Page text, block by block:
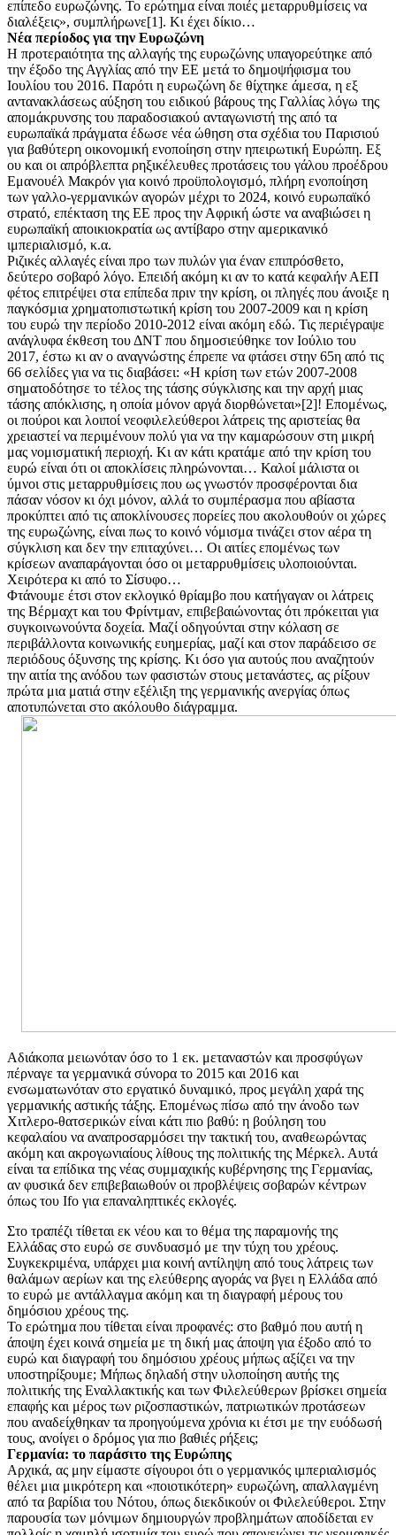
επίπεδο ευρωζώνης. Το ερώτημα είναι ποιές μεταρρυθμίσεις να
διαλέξεις», συμπλήρωνε[1]. Κι έχει δίκιο…
Νέα περίοδος για την Ευρωζώνη
Η προτεραιότητα της αλλαγής της ευρωζώνης υπαγορεύτηκε από
την έξοδο της Αγγλίας από την ΕΕ μετά το δημοψήφισμα του
Ιουλίου του 2016. Παρότι η ευρωζώνη δε θίχτηκε άμεσα, η εξ
αντανακλάσεως αύξηση του ειδικού βάρους της Γαλλίας λόγω της
απομάκρυνσης του παραδοσιακού ανταγωνιστή της από τα
ευρωπαϊκά πράγματα έδωσε νέα ώθηση στα σχέδια του Παρισιού
για βαθύτερη οικονομική ενοποίηση στην ηπειρωτική Ευρώπη. Εξ
ου και οι απρόβλεπτα ρηξικέλευθες προτάσεις του γάλου προέδρου
Εμανουέλ Μακρόν για κοινό προϋπολογισμό, πλήρη ενοποίηση
των γαλλο-γερμανικών αγορών μέχρι το 2024, κοινό ευρωπαϊκό
στρατό, επέκταση της ΕΕ προς την Αφρική ώστε να αναβιώσει η
ευρωπαϊκή αποικιοκρατία ως αντίβαρο στην αμερικανικό
ιμπεριαλισμό, κ.α.
Ριζικές αλλαγές είναι προ των πυλών για έναν επιπρόσθετο,
δεύτερο σοβαρό λόγο. Επειδή ακόμη κι αν το κατά κεφαλήν ΑΕΠ
φέτος επιτρέψει στα επίπεδα πριν την κρίση, οι πληγές που άνοιξε η
παγκόσμια χρηματοπιστωτική κρίση του 2007-2009 και η κρίση
του ευρώ την περίοδο 2010-2012 είναι ακόμη εδώ. Τις περιέγραψε
ανάγλυφα έκθεση του ΔΝΤ που δημοσιεύθηκε τον Ιούλιο του
2017, έστω κι αν ο αναγνώστης έπρεπε να φτάσει στην 65η από τις
66 σελίδες για να τις διαβάσει: «Η κρίση των ετών 2007-2008
σηματοδότησε το τέλος της τάσης σύγκλισης και την αρχή μιας
τάσης απόκλισης, η οποία μόνον αργά διορθώνεται»[2]! Επομένως,
οι πούροι και λοιποί νεοφιλελεύθεροι λάτρεις της αριστείας θα
χρειαστεί να περιμένουν πολύ για να την καμαρώσουν στη μικρή
μας νομισματική περιοχή. Κι αν κάτι κρατάμε από την κρίση του
ευρώ είναι ότι οι αποκλίσεις πληρώνονται… Καλοί μάλιστα οι
ύμνοι στις μεταρρυθμίσεις που ως γνωστόν προσφέρονται δια
πάσαν νόσον κι όχι μόνον, αλλά το συμπέρασμα που αβίαστα
προκύπτει από τις αποκλίνουσες πορείες που ακολουθούν οι χώρες
της ευρωζώνης, είναι πως το κοινό νόμισμα τινάζει στον αέρα τη
σύγκλιση και δεν την επιταχύνει… Οι αιτίες επομένως των
κρίσεων αναπαράγονται όσο οι μεταρρυθμίσεις υλοποιούνται.
Χειρότερα κι από το Σίσυφο…
Φτάνουμε έτσι στον εκλογικό θρίαμβο που κατήγαγαν οι λάτρεις
της Βέρμαχτ και του Φρίντμαν, επιβεβαιώνοντας ότι πρόκειται για
συγκοινωνούντα δοχεία. Μαζί οδηγούνται στην κόλαση σε
περιβάλλοντα κοινωνικής ευημερίας, μαζί και στον παράδεισο σε
περιόδους όξυνσης της κρίσης. Κι όσο για αυτούς που αναζητούν
την αιτία της ανόδου των φασιστών στους μετανάστες, ας ρίξουν
πρώτα μια ματιά στην εξέλιξη της γερμανικής ανεργίας όπως
αποτυπώνεται στο ακόλουθο διάγραμμα.
Αδιάκοπα μειωνόταν όσο το 1 εκ. μεταναστών και προσφύγων
πέρναγε τα γερμανικά σύνορα το 2015 και 2016 και
ενσωματωνόταν στο εργατικό δυναμικό, προς μεγάλη χαρά της
γερμανικής αστικής τάξης. Επομένως πίσω από την άνοδο των
Χιτλερο-θατσερικών είναι κάτι πιο βαθύ: η βούληση του
κεφαλαίου να αναπροσαρμόσει την τακτική του, αναθεωρώντας
ακόμη και ακρογωνιαίους λίθους της πολιτικής της Μέρκελ. Αυτά
είναι τα επίδικα της νέας συμμαχικής κυβέρνησης της Γερμανίας,
αν φυσικά δεν επιβεβαιωθούν οι προβλέψεις σοβαρών κέντρων
όπως του Ifo για επαναληπτικές εκλογές.
Στο τραπέζι τίθεται εκ νέου και το θέμα της παραμονής της
Ελλάδας στο ευρώ σε συνδυασμό με την τύχη του χρέους.
Συγκεκριμένα, υπάρχει μια κοινή αντίληψη από τους λάτρεις των
θαλάμων αερίων και της ελεύθερης αγοράς να βγει η Ελλάδα από
το ευρώ με αντάλλαγμα ακόμη και τη διαγραφή μέρους του
δημόσιου χρέους της.
Το ερώτημα που τίθεται είναι προφανές: στο βαθμό που αυτή η
άποψη έχει κοινά σημεία με τη δική μας άποψη για έξοδο από το
ευρώ και διαγραφή του δημόσιου χρέους μήπως αξίζει να την
υποστηρίξουμε; Μήπως δηλαδή στην υλοποίηση αυτής της
πολιτικής της Εναλλακτικής και των Φιλελεύθερων βρίσκει σημεία
επαφής και μέρος των ριζοσπαστικών, πατριωτικών προτάσεων
που αναδείχθηκαν τα προηγούμενα χρόνια κι έτσι με την ευόδωσή
τους, ανοίγει ο δρόμος για πιο βαθιές ρήξεις;
Γερμανία: το παράσιτο της Ευρώπης
Αρχικά, ας μην είμαστε σίγουροι ότι ο γερμανικός ιμπεριαλισμός
θέλει μια μικρότερη και «ποιοτικότερη» ευρωζώνη, απαλλαγμένη
από τα βαρίδια του Νότου, όπως διεκδικούν οι Φιλελεύθεροι. Στην
παρουσία των μόνιμων δημιουργών προβλημάτων αποδίδεται εν